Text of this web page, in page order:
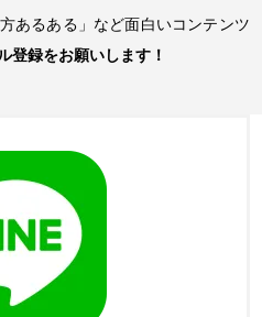
あるある」など面白いコンテンツ
登録をお願いします！